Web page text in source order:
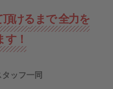
頂けるまで 全力を
す！
ッフ一同